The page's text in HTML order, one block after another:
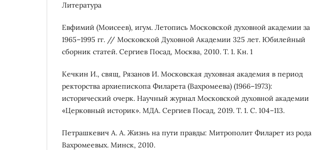
Литература
Евфимий (Моисеев), игум. Летопись Московской духовной академии за
1965–1995 гг. // Московской Духовной Академии 325 лет. Юбилейный
сборник статей. Сергиев Посад, Москва, 2010. Т. 1. Кн. 1
Кечкин И., свящ, Рязанов И. Московская духовная академия в период
ректорства архиепископа Филарета (Вахромеева) (1966–1973):
исторический очерк. Научный журнал Московской духовной академии
«Церковный историк». МДА. Сергиев Посад, 2019. Т. 1. С. 104–113.
Петрашкевич А. А. Жизнь на пути правды: Митрополит Филарет из рода
Вахромеевых. Минск, 2010.